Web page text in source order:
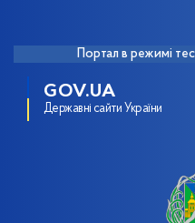
Портал в режимі
GOV.UA
Державні сайти України